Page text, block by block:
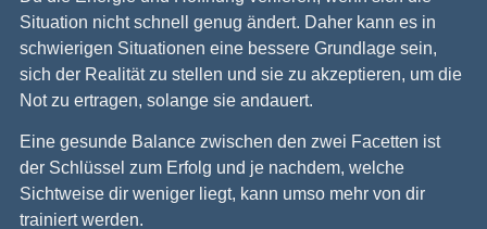
Situation nicht schnell genug ändert. Daher kann es in
schwierigen Situationen eine bessere Grundlage sein,
sich der Realität zu stellen und sie zu akzeptieren, um die
Not zu ertragen, solange sie andauert.
Eine gesunde Balance zwischen den zwei Facetten ist
der Schlüssel zum Erfolg und je nachdem, welche
Sichtweise dir weniger liegt, kann umso mehr von dir
trainiert werden.